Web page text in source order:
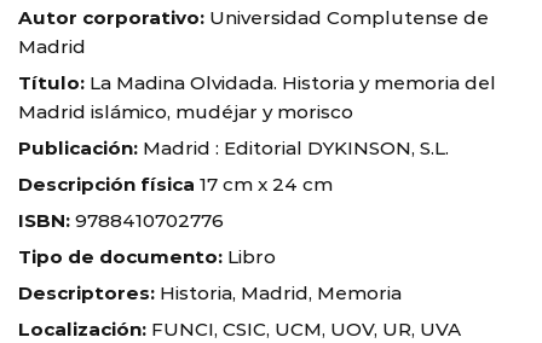
Autor corporativo: Universidad Complutense de
Madrid
Título: La Madina Olvidada. Historia y memoria del
Madrid islámico, mudéjar y morisco
Publicación: Madrid : Editorial DYKINSON, S.L.
Descripción física 17 cm x 24 cm
ISBN: 9788410702776
Tipo de documento: Libro
Descriptores: Historia, Madrid, Memoria
Localización: FUNCI, CSIC, UCM, UOV, UR, UVA